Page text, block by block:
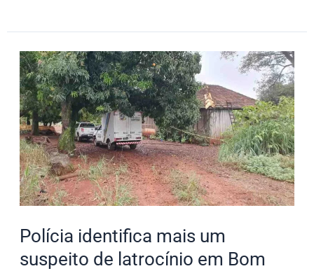
Polícia identifica mais um
suspeito de latrocínio em Bom
Polícia
identifica
mais
um
suspeito
de
latrocínio
em
Sucesso